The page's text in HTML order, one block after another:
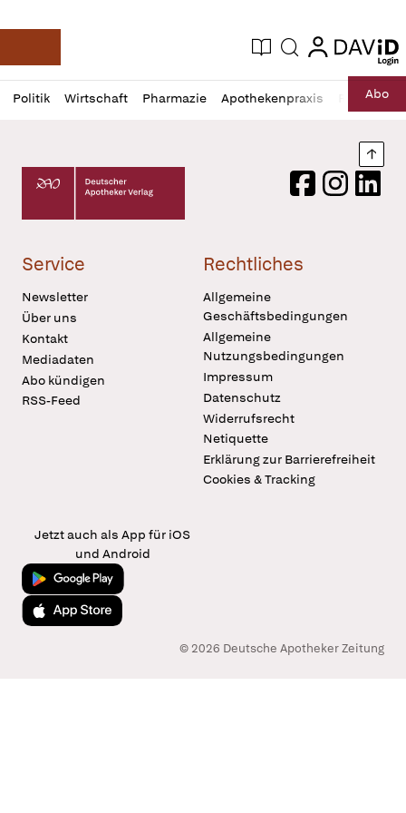
Deutsche Apotheker Zeitung
Aktuelle Ausgabe
Suche login
login
Politik Wirtschaft Pharmazie Apothekenpraxis RechtAbo
Profil
öffnen
Daz
Pur
Deutscher Apotheker Verlag Logo
FacebookInstagram
Service
Newsletter
Über uns
Kontakt
Mediadaten
Abo kündigen
RSS-Feed
Rechtliches
Allgemeine
Geschäftsbedingungen
Allgemeine
Nutzungsbedingungen
Impressum
Datenschutz
Widerrufsrecht
Netiquette
Erklärung zur Barrierefreiheit
Cookies & Tracking
Jetzt auch als App für iOS
und Android
Jetzt bei Google Play
Laden im App Store
© 2026 Deutsche Apotheker Zeitung